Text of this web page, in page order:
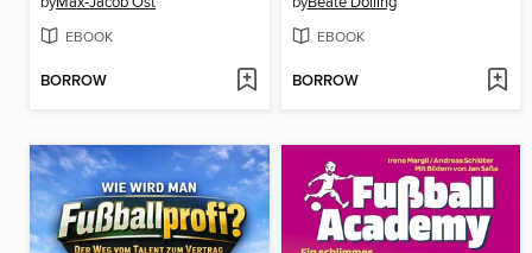
EBOOK
BORROW
EBOOK
BORROW